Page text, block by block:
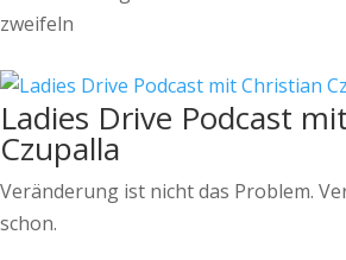
zweifeln
Ladies Drive Podcast
Czupalla
Veränderung ist nicht das Problem.
schon.